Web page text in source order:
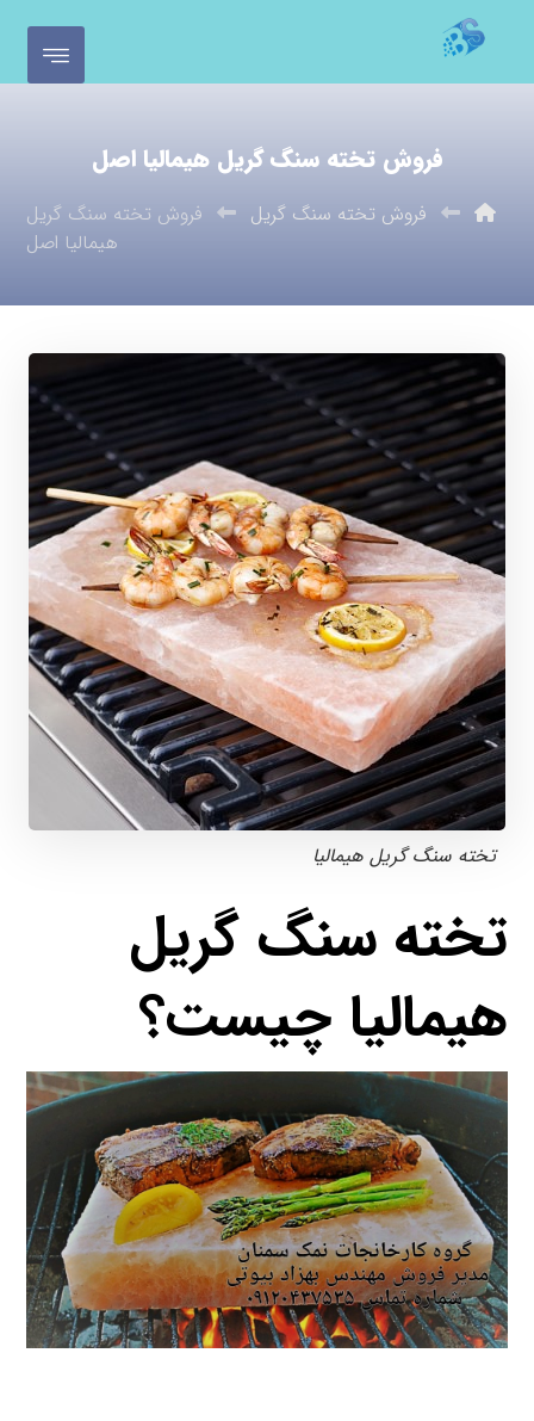
فروش تخته سنگ گریل هیمالیا اصل
فروش تخته سنگ گریل
فروش تخته سنگ گریل
هیمالیا اصل
تخته سنگ گریل هیمالیا
تخته سنگ گریل
هیمالیا چیست؟